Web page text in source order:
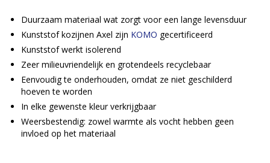
Duurzaam materiaal wat zorgt voor een lange levensduur
Kunststof kozijnen Axel zijn KOMO gecertificeerd
Kunststof werkt isolerend
Zeer milieuvriendelijk en grotendeels recyclebaar
Eenvoudig te onderhouden, omdat ze niet geschilderd
hoeven te worden
In elke gewenste kleur verkrijgbaar
Weersbestendig: zowel warmte als vocht hebben geen
invloed op het materiaal